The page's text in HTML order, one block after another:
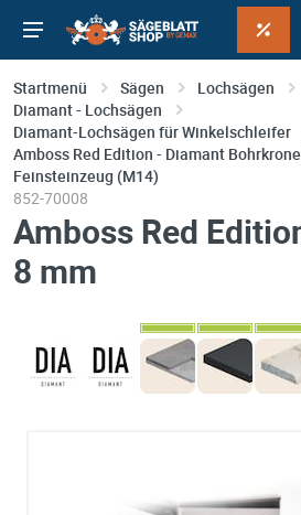
Startmenü Sägen
Lochsägen
Diamant - Lochsägen
Diamant-Lochsägen für Winkelschleifer
Amboss Red Edition - Diamant
Feinsteinzeug (M14)
852-70008
Amboss Red
8 mm